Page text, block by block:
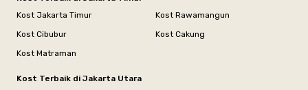
Kost Jakarta Timur
Kost Rawamangun
Kost Cibubur
Kost Cakung
Kost Matraman
Kost Terbaik di Jakarta Utara